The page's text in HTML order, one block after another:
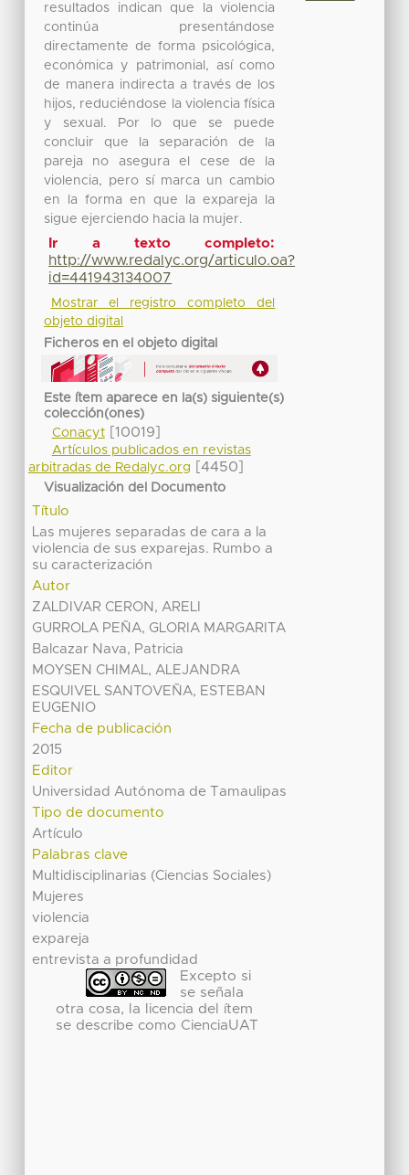
resultados indican que la violencia
continúa presentándose
directamente de forma psicológica,
económica y patrimonial, así como
de manera indirecta a través de los
hijos, reduciéndose la violencia física
y sexual. Por lo que se puede
concluir que la separación de la
pareja no asegura el cese de la
violencia, pero sí marca un cambio
en la forma en que la expareja la
sigue ejerciendo hacia la mujer.
Ir a texto completo:
http://www.redalyc.org/articulo.oa?
id=441943134007
Mostrar el registro completo del
objeto digital
Ficheros en el objeto digital
Este ítem aparece en la(s) siguiente(s)
colección(ones)
Conacyt[10019]
Artículos publicados en revistas
arbitradas de Redalyc.org
[4450]
Visualización del Documento
Título
Las mujeres separadas de cara a la
violencia de sus exparejas. Rumbo a
su caracterización
Autor
ZALDIVAR CERON, ARELI
GURROLA PEÑA, GLORIA MARGARITA
Balcazar Nava, Patricia
MOYSEN CHIMAL, ALEJANDRA
ESQUIVEL SANTOVEÑA, ESTEBAN
EUGENIO
Fecha de publicación
2015
Editor
Universidad Autónoma de Tamaulipas
Tipo de documento
Artículo
Palabras clave
Multidisciplinarias (Ciencias Sociales)
Mujeres
violencia
expareja
entrevista a profundidad
Excepto si
se señala
otra cosa, la licencia del ítem
se describe como CienciaUAT